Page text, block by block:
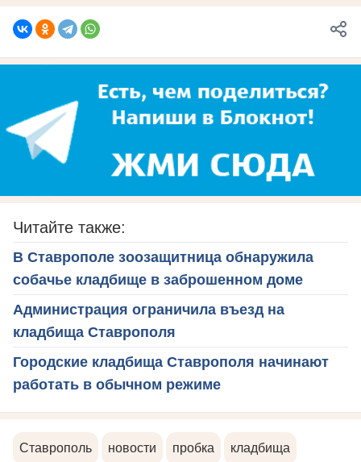
Читайте также:
В Ставрополе зоозащитница обнаружила
собачье кладбище в заброшенном доме
Администрация ограничила въезд на
кладбища Ставрополя
Городские кладбища Ставрополя начинают
работать в обычном режиме
Ставрополь новости пробка кладбища